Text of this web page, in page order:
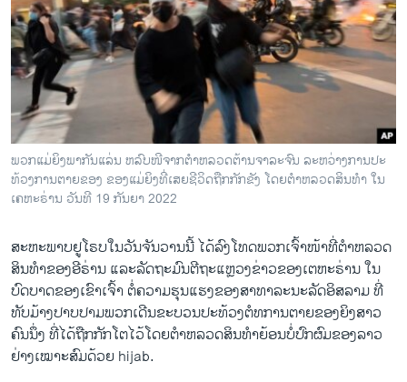
ຊີວິດຊາວລາວ
ຊຸມຊົນຊາວລາວ
ວິທະຍາສາດ-ເທັກໂນໂລຈີ
ທຸລະກິດ
ພາສາອັງກິດ
ວີດີໂອ
ສຽງ
ລາຍການກະຈາຍສຽງ
ລາຍງານ
ຕິດຕາມພວກເຮົາ ທີ່
ພາສາຕ່າງໆ
ພວກ​ແມ່​ຍິ​ງ​ພາ​ກັນ​ແລ່ນ ຫລົບ​ໜີ​ຈາກ​ຕຳ​ຫລວດ​ຕ້ານ​ຈາ​ລະ​ຈົນ ລະ​ຫວ່າງ​ການ​ປະ​
ທ້ວງ​ການ​ຕາຍ​ຂອງ ຂອງ​ແມ່​ຍິງ​ທີ່ເສຍ​ຊີ​ວິດ​ຖືກ​ກັກ​ຂັງ ໂດຍ​ຕຳ​ຫລວດ​ສິນ​ທຳ ໃນ​
ເຄ​ຫະ​ຣ່ານ ​ວັນ​ທີ 19 ກັນ​ຍາ 2022
ສະ​ຫະ​ພາບ​ຢູ​ໂຣ​ບໃນ​ວັນ​ຈັນ​ວານ​ນີ້ ໄດ້​ລົງ​ໂທດ​ພວກ​ເຈົ້າ​ໜ້າ​ທີ່​ຕຳ​ຫລວດ​
ສິນ​ທຳຂອງອີ​ຣ່ານ ​ແລະ​ລັດ​ຖະ​ມົນ​ຕີ​ຖະ​ແຫຼວງ​ຂ່າວຂອງ​ເຕ​ຫະ​ຣ່ານ ໃນ​
ບົດ​ບາດ​ຂອງ​ເຂົາ​ເຈົ້າ ​ຕໍ່​ຄວາມ​ຮຸນ​ແຮງ​ຂອງ​ສາ​ທາ​ລະ​ນະ​ລັດ​ອິ​ສ​ລາມ ທີ່​
ທັບ​ມ້າງ​ປາບ​ປາມ​ພວກ​ເດີນ​ຂະ​ບວນ​ປະ​ທ້ວງ​ຕໍ​ທການ​ຕາຍ​ຂອງຍິງ​ສາວ​
ຄົນ​ນຶ່ງ ທີ່​ໄດ້​ຖືກ​ກັກ​ໂຕ​ໄວ້​ໂດຍ​ຕຳ​ຫລວດ​ສິນ​ທຳຍ້ອນບໍ່​ປົກ​ຜົ​ມ​ຂອງ​ລາວ​
ຢ່າງ​ເໝາະ​ສົມ​ດ້ວຍ hijab.